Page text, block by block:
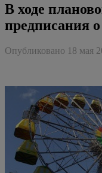
В ходе
предписания
Опубликовано 18 мая